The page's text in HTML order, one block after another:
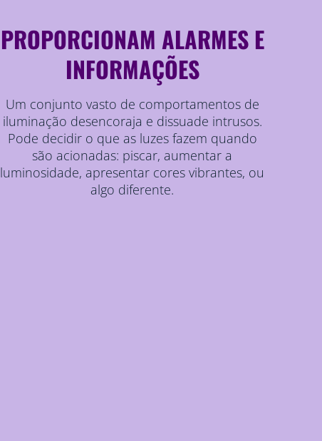
PROPORCIONAM ALARMES E
INFORMAÇÕES
Um conjunto vasto de comportamentos de
iluminação desencoraja e dissuade intrusos.
Pode decidir o que as luzes fazem quando
são acionadas: piscar, aumentar a
luminosidade, apresentar cores vibrantes, ou
algo diferente.